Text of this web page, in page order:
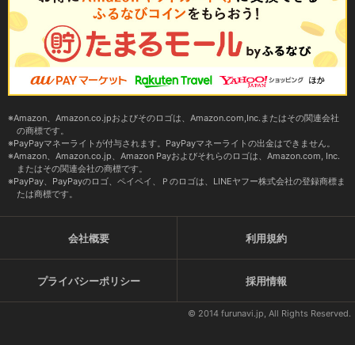
Amazon、Amazon.co.jpおよびそのロゴは、Amazon.com,Inc.またはその関連会社
の商標です。
PayPayマネーライトが付与されます。PayPayマネーライトの出金はできません。
Amazon、Amazon.co.jp、Amazon Payおよびそれらのロゴは、Amazon.com, Inc.
またはその関連会社の商標です。
PayPay、PayPayのロゴ、ペイペイ、Ｐのロゴは、LINEヤフー株式会社の登録商標ま
たは商標です。
会社概要 利用規約
プライバシーポリシー 採用情報
© 2014 furunavi.jp, All Rights Reserved.